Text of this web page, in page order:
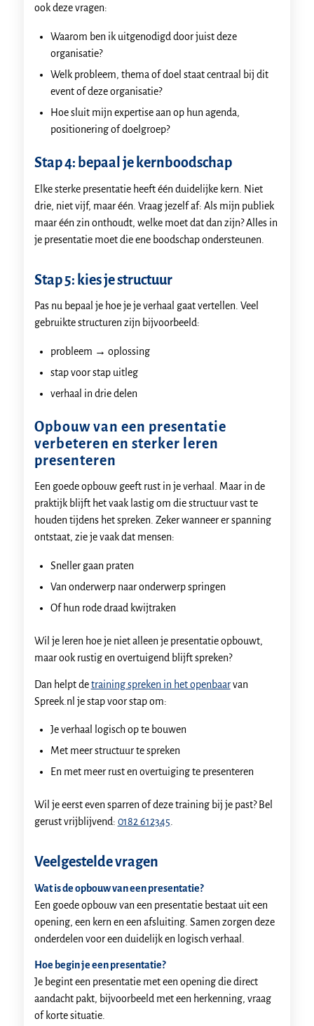
ook deze vragen:
Waarom ben ik uitgenodigd door juist deze
organisatie?
Welk probleem, thema of doel staat centraal bij dit
event of deze organisatie?
Hoe sluit mijn expertise aan op hun agenda,
positionering of doelgroep?
Stap 4: bepaal je kernboodschap
Elke sterke presentatie heeft één duidelijke kern. Niet
drie, niet vijf, maar één. Vraag jezelf af: Als mijn publiek
maar één zin onthoudt, welke moet dat dan zijn? Alles in
je presentatie moet die ene boodschap ondersteunen.
Stap 5: kies je structuur
Pas nu bepaal je hoe je je verhaal gaat vertellen. Veel
gebruikte structuren zijn bijvoorbeeld:
probleem → oplossing
stap voor stap uitleg
verhaal in drie delen
Opbouw van een presentatie
verbeteren en sterker leren
presenteren
Een goede opbouw geeft rust in je verhaal. Maar in de
praktijk blijft het vaak lastig om die structuur vast te
houden tijdens het spreken. Zeker wanneer er spanning
ontstaat, zie je vaak dat mensen:
Sneller gaan praten
Van onderwerp naar onderwerp springen
Of hun rode draad kwijtraken
Wil je leren hoe je niet alleen je presentatie opbouwt,
maar ook rustig en overtuigend blijft spreken?
Dan helpt detraining spreken in het openbaarvan
Spreek.nl je stap voor stap om:
Je verhaal logisch op te bouwen
Met meer structuur te spreken
En met meer rust en overtuiging te presenteren
Wil je eerst even sparren of deze training bij je past? Bel
gerust vrijblijvend: 0182 612345.
Veelgestelde vragen
Wat is de opbouw van een presentatie?
Een goede opbouw van een presentatie bestaat uit een
opening, een kern en een afsluiting. Samen zorgen deze
onderdelen voor een duidelijk en logisch verhaal.
Hoe begin je een presentatie?
Je begint een presentatie met een opening die direct
aandacht pakt, bijvoorbeeld met een herkenning, vraag
of korte situatie.